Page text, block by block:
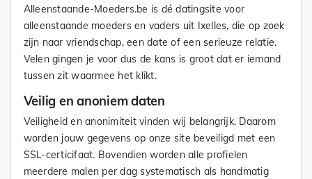
Alleenstaande-Moeders.be is dé datingsite voor
alleenstaande moeders en vaders uit Ixelles, die op zoek
zijn naar vriendschap, een date of een serieuze relatie.
Velen gingen je voor dus de kans is groot dat er iemand
tussen zit waarmee het klikt.
Veilig en anoniem daten
Veiligheid en anonimiteit vinden wij belangrijk. Daarom
worden jouw gegevens op onze site beveiligd met een
SSL-certicifaat. Bovendien worden alle profielen
meerdere malen per dag systematisch als handmatig